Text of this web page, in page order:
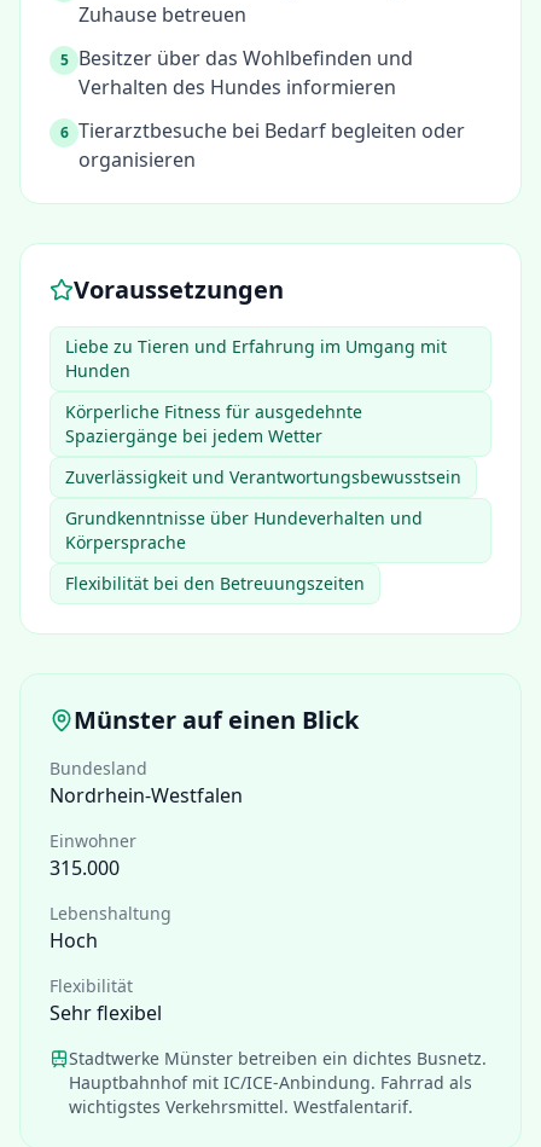
Zuhause betreuen
5 Besitzer über das Wohlbefinden und
Verhalten des Hundes informieren
6 Tierarztbesuche bei Bedarf begleiten oder
organisieren
Voraussetzungen
Liebe zu Tieren und Erfahrung im Umgang mit
Hunden
Körperliche Fitness für ausgedehnte
Spaziergänge bei jedem Wetter
Zuverlässigkeit und Verantwortungsbewusstsein
Grundkenntnisse über Hundeverhalten und
Körpersprache
Flexibilität bei den Betreuungszeiten
Münsterauf einen Blick
Bundesland
Nordrhein-Westfalen
Einwohner
315.000
Lebenshaltung
Hoch
Flexibilität
Sehr flexibel
Stadtwerke Münster betreiben ein dichtes Busnetz.
Hauptbahnhof mit IC/ICE-Anbindung. Fahrrad als
wichtigstes Verkehrsmittel. Westfalentarif.